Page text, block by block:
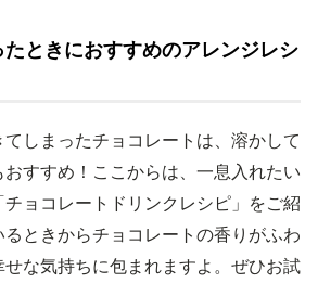
ときにおすすめのアレンジレシ
しまったチョコレートは、溶かして
おすすめ！ここからは、一息入れたい
ョコレートドリンクレシピ」をご紹
ときからチョコレートの香りがふわ
な気持ちに包まれますよ。ぜひお試